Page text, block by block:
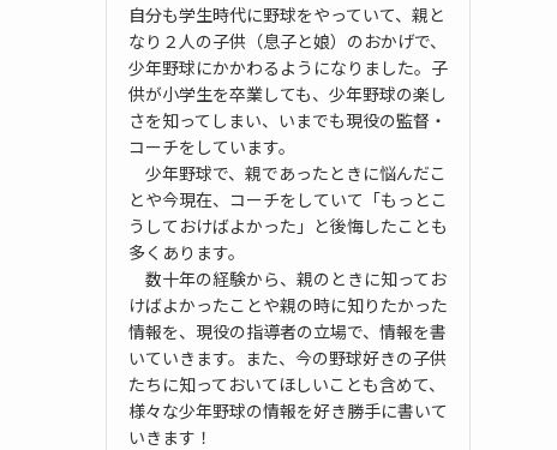
自分も学生時代に野球をやっていて、親と
なり２人の子供（息子と娘）のおかげで、
少年野球にかかわるようになりました。子
供が小学生を卒業しても、少年野球の楽し
さを知ってしまい、いまでも現役の監督・
コーチをしています。
少年野球で、親であったときに悩んだこ
とや今現在、コーチをしていて「もっとこ
うしておけばよかった」と後悔したことも
多くあります。
数十年の経験から、親のときに知ってお
けばよかったことや親の時に知りたかった
情報を、現役の指導者の立場で、情報を書
いていきます。また、今の野球好きの子供
たちに知っておいてほしいことも含めて、
様々な少年野球の情報を好き勝手に書いて
いきます！